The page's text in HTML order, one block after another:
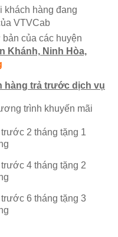
khách hàng đang
VTVCab
của các huyện
Khánh, Ninh Hòa,
hàng trả trước dịch vụ
trình khuyến mãi
trước 2 tháng tặng 1
trước 4 tháng tặng 2
trước 6 tháng tặng 3